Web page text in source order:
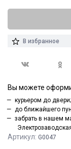
Артикул: G0047
В избранное
Вы можете
курьером до двери;
до ближайшего
забрать в нашем